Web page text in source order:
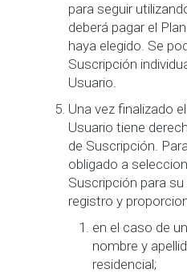
para seguir
deberá pagar el
haya elegido. Se
Suscripción
Usuario.
Una vez finalizado
Usuario tiene
de Suscripción.
obligado a
Suscripción para
registro y
en el caso de
nombre y
residencial;